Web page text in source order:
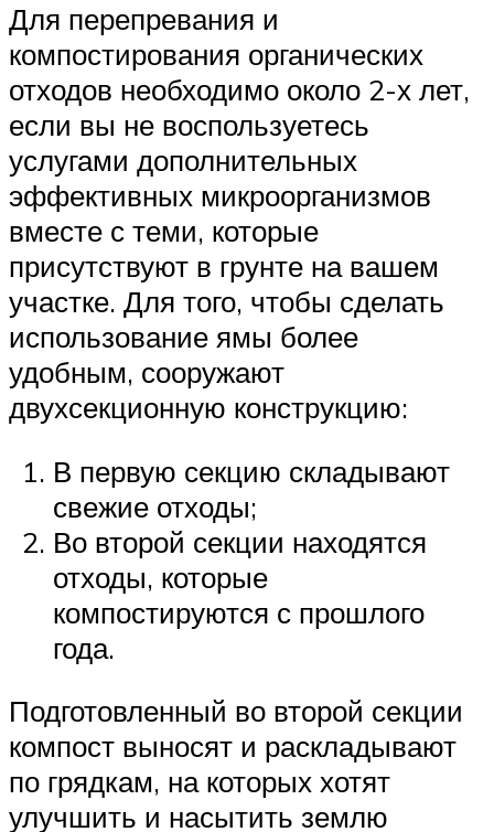
Для перепревания и
компостирования органических
отходов необходимо около 2-х лет,
если вы не воспользуетесь
услугами дополнительных
эффективных микроорганизмов
вместе с теми, которые
присутствуют в грунте на вашем
участке. Для того, чтобы сделать
использование ямы более
удобным, сооружают
двухсекционную конструкцию:
В первую секцию складывают
свежие отходы;
Во второй секции находятся
отходы, которые
компостируются с прошлого
года.
Подготовленный во второй секции
компост выносят и раскладывают
по грядкам, на которых хотят
улучшить и насытить землю